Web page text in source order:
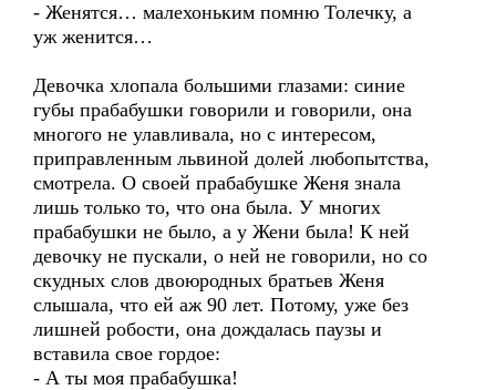
- Женятся… малехоньким помню Толечку, а
уж женится…
Девочка хлопала большими глазами: синие
губы прабабушки говорили и говорили, она
многого не улавливала, но с интересом,
приправленным львиной долей любопытства,
смотрела. О своей прабабушке Женя знала
лишь только то, что она была. У многих
прабабушки не было, а у Жени была! К ней
девочку не пускали, о ней не говорили, но со
скудных слов двоюродных братьев Женя
слышала, что ей аж 90 лет. Потому, уже без
лишней робости, она дождалась паузы и
вставила свое гордое:
- А ты моя прабабушка!